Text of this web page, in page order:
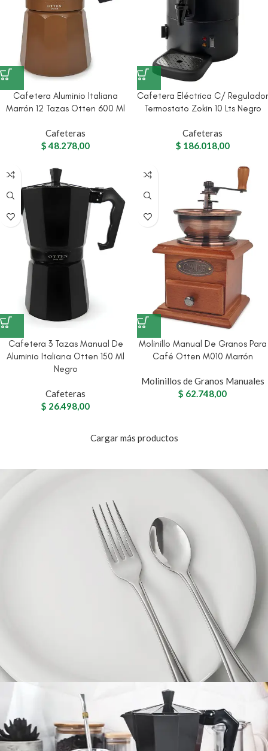
Cafetera Aluminio Italiana
Marrón 12 Tazas Otten 600 Ml
Cafeteras
$48.278,00
Cafetera Eléctrica C/ Regulador
Termostato Zokin 10 Lts Negro
Cafeteras
$ 186.018,00
Cafetera 3 Tazas Manual De
Aluminio Italiana Otten 150 Ml
Negro
Cafeteras
$ 26.498,00
Molinillo Manual De Granos Para
Café Otten M010 Marrón
Molinillos de Granos Manuales
$ 62.748,00
Cargar más productos
Ver más